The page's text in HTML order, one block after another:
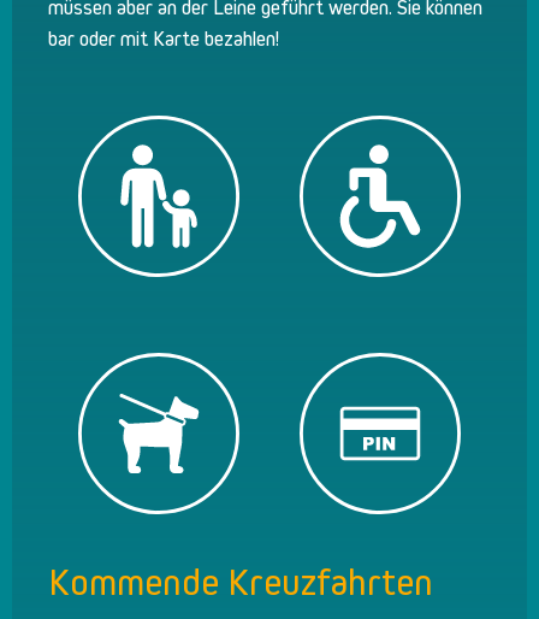
müssen aber an der Leine geführt werden. Sie können
bar oder mit Karte bezahlen!
Kommende Kreuzfahrten